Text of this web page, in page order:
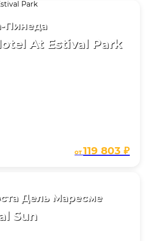
Пинеда
At Estival Park
от119 803 ₽
Дель Маресме
Sun